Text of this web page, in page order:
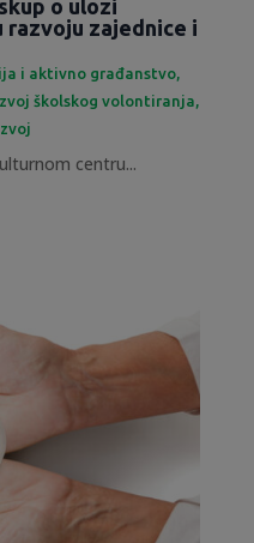
o ulozi
razvoju zajednice i
i aktivno građanstvo,
školskog volontiranja,
centru...